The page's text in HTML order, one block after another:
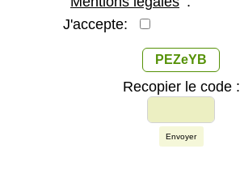
J'accepte:
PEZeYB
Recopier le code :
Envoyer